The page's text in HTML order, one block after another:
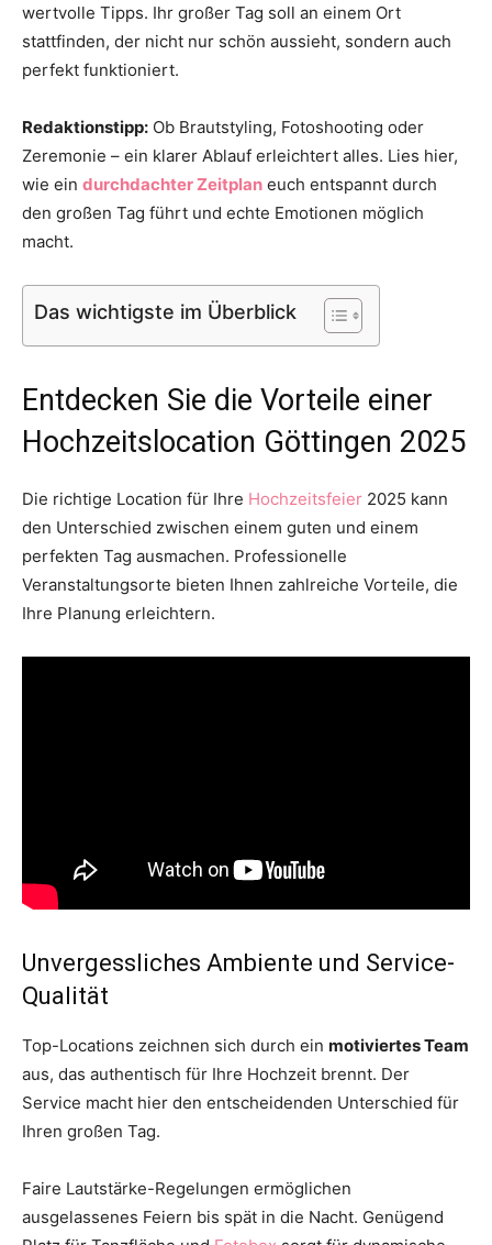
wertvolle Tipps. Ihr großer Tag soll an einem Ort
stattfinden, der nicht nur schön aussieht, sondern auch
perfekt funktioniert.
Redaktionstipp: Ob Brautstyling, Fotoshooting oder
Zeremonie – ein klarer Ablauf erleichtert alles. Lies hier,
wie ein durchdachter Zeitplan euch entspannt durch
den großen Tag führt und echte Emotionen möglich
macht.
Das wichtigste im Überblick
Entdecken Sie die Vorteile einer
Hochzeitslocation Göttingen 2025
Die richtige Location für Ihre Hochzeitsfeier 2025 kann
den Unterschied zwischen einem guten und einem
perfekten Tag ausmachen. Professionelle
Veranstaltungsorte bieten Ihnen zahlreiche Vorteile, die
Ihre Planung erleichtern.
Unvergessliches Ambiente und Service-
Qualität
Top-Locations zeichnen sich durch ein motiviertes Team
aus, das authentisch für Ihre Hochzeit brennt. Der
Service macht hier den entscheidenden Unterschied für
Ihren großen Tag.
Faire Lautstärke-Regelungen ermöglichen
ausgelassenes Feiern bis spät in die Nacht. Genügend